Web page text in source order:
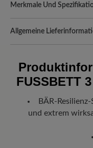
Merkmale Und
Allgemeine
hinzugefügt –
Freuen Sie sich auf Ihr
Mit der beigefügten
nachverfolgen, wo sich
FUSSBETT
BÄR-
und extrem